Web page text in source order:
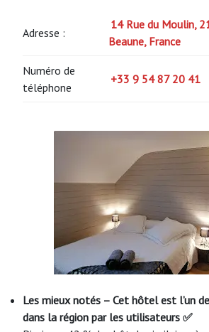
Adresse :
14 Rue du Moulin,
Beaune, France
Numéro de
téléphone
+33 9 54 87 20 41
Les mieux notés – Cet hôtel est l’un
dans la région par les utilisateurs ✅